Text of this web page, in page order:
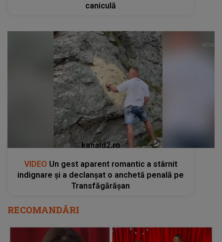
caniculă
kanald2.ro
VIDEO Un gest aparent romantic a stârnit
indignare și a declanșat o anchetă penală pe
Transfăgărășan
RECOMANDĂRI